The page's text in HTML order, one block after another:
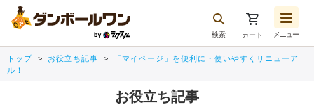
検索 カート メニュー
再注文
トップ お役立ち記事
「マイページ」を便利に・使いやすくリニューア
ル！
お役立ち記事